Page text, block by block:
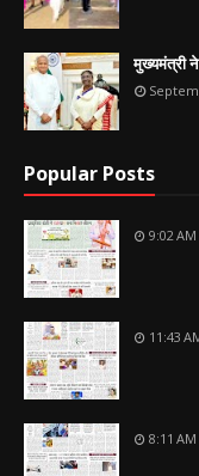
मुख्यमंत्री ने
Popular Posts
9:02 AM
11:43
8:11 AM